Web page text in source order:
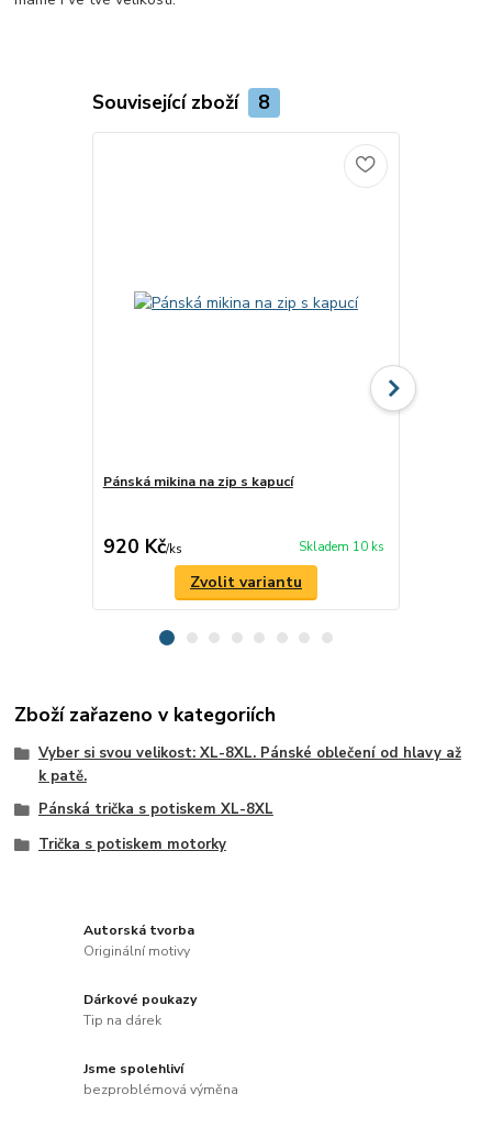
Autorská tvorba
Originální motivy
Dárkové poukazy
Tip na dárek
Jsme spolehliví
bezproblémová výměna
Související zboží 8
Pánská mikina na zip s kapucí
920 Kč/ks Skladem 10 ks
Zvolit variantu
Zboží zařazeno v kategoriích
Vyber si svou velikost: XL-8XL. Pánské oblečení od hlavy až
k patě.
Pánská trička s potiskem XL-8XL
Trička s potiskem motorky